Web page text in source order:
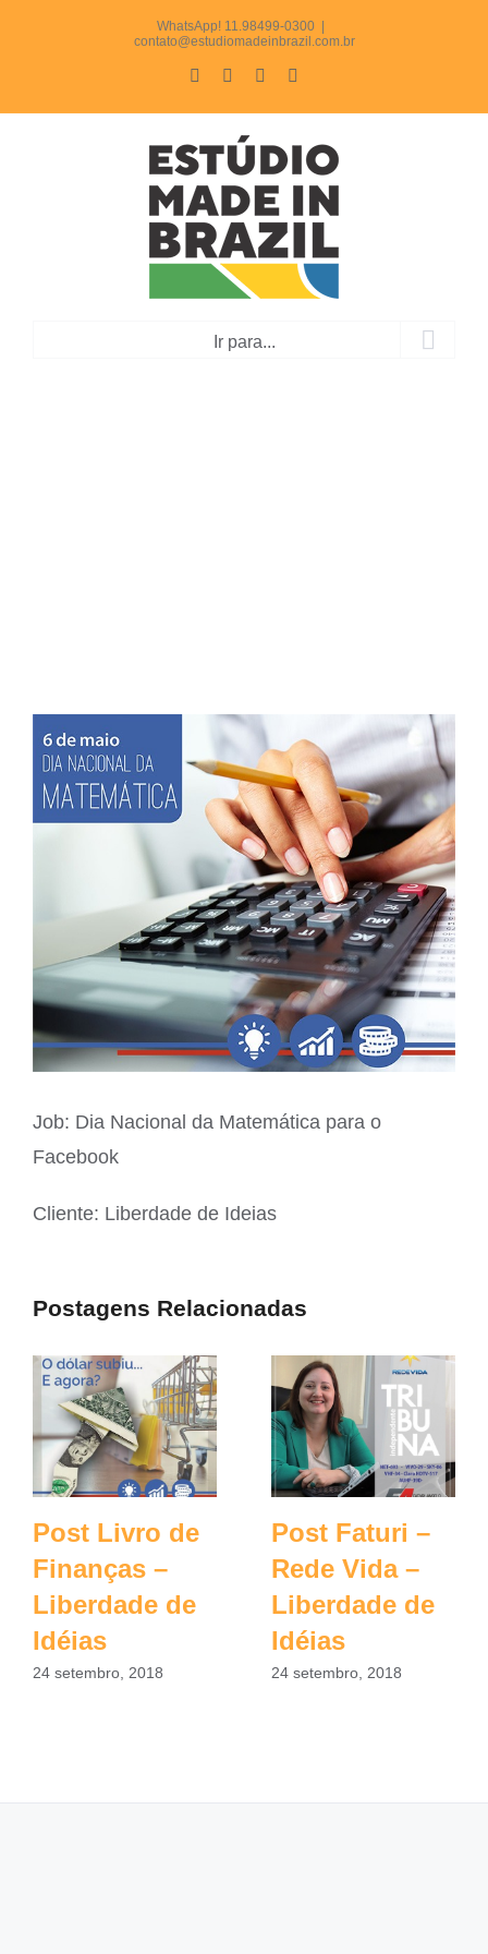
WhatsApp! 11.98499-0300
contato@estudiomadeinbrazil.com.br
FacebookInstagramLinkedIn
Ir para...
View
Larger
Image
Job: Dia Nacional da Matemática para o
Facebook
Cliente: Liberdade de Ideias
Postagens Relacionadas
Post Livro de
Finanças –
Liberdade de
Idéias
24 setembro, 2018
Post Faturi –
Rede Vida –
Liberdade de
Idéias
24 setembro, 2018